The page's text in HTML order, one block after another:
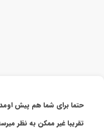
حتما برای شما هم پیش
تقریبا غیر ممکن به نظر